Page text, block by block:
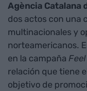
Agència Catalana
dos actos con una
multinacionales y
norteamericanos.
en la campaña
relación que tiene
objetivo de